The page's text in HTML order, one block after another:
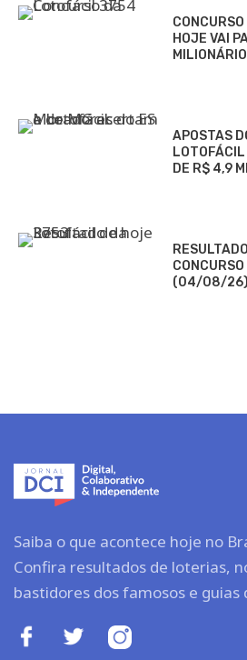
HOJE VAI
MILIONÁRIO
APOSTAS
LOTOFÁCIL
DE R$ 4,9
(04/08/26)
Saiba o que acontece hoje no
Confira resultados de loterias,
bastidores dos famosos e guias